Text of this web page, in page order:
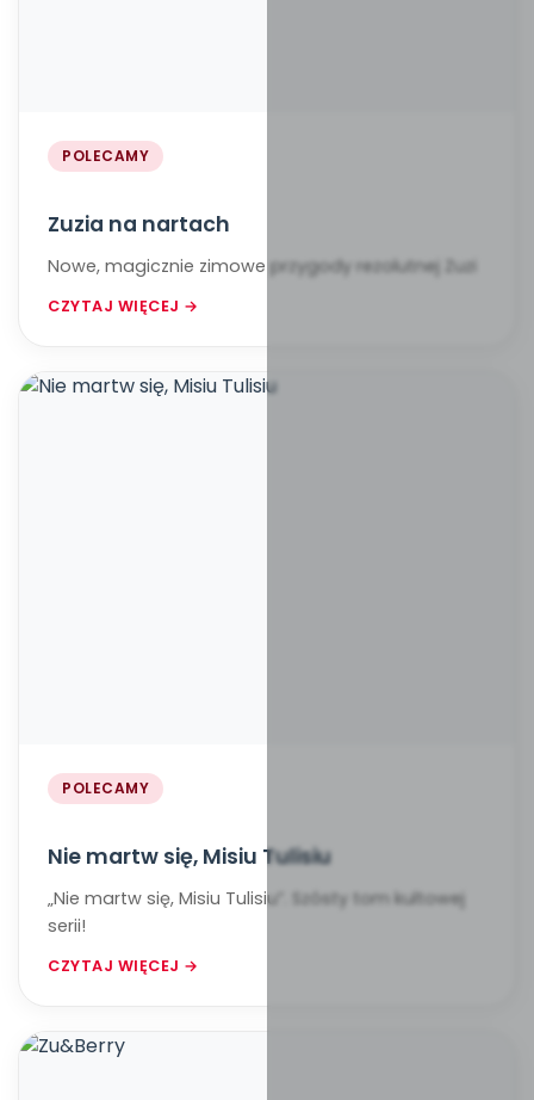
POLECAMY
Zuzia na nartach
Nowe, magicznie zimowe przygody rezolutnej Zuzi
CZYTAJ WIĘCEJ →
POLECAMY
Nie martw się, Misiu Tulisiu
„Nie martw się, Misiu Tulisiu”. Szósty tom kultowej
serii!
CZYTAJ WIĘCEJ →